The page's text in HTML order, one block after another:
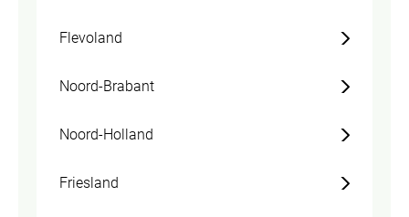
Flevoland
Noord-Brabant
Noord-Holland
Friesland